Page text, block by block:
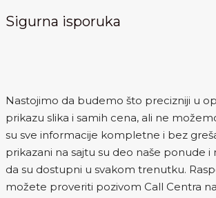
Sigurna isporuka
Nastojimo da budemo što precizniji u
prikazu slika i samih cena, ali ne
su sve informacije kompletne i bez
prikazani na sajtu su deo naše ponude
da su dostupni u svakom trenutku.
možete proveriti pozivom Call Centra